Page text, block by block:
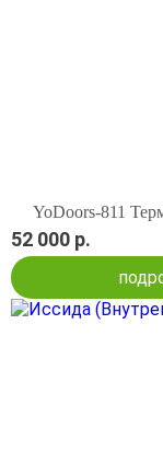
YoDoors-811
52 000 р.